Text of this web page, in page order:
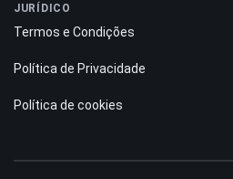
JURÍDICO
Termos e Condições
Política de Privacidade
Política de cookies